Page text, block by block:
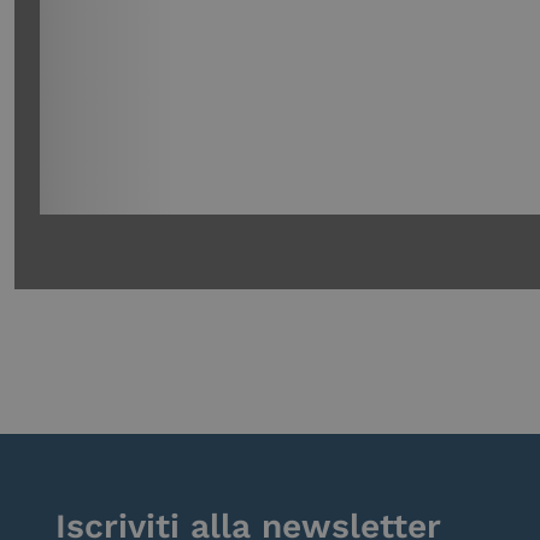
Iscriviti alla newsletter